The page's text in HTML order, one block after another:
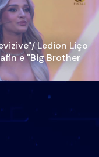
Ledion Liço
e "Big Brother